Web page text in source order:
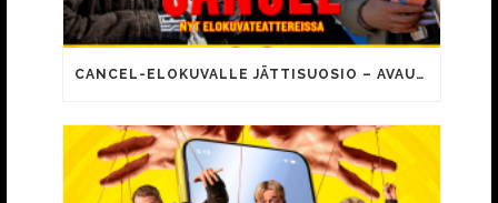
CANCEL-ELOKUVALLE JÄTTISUOSIO – AVAUSPÄIVÄNÄ JO 15 492 KATSOJAA!